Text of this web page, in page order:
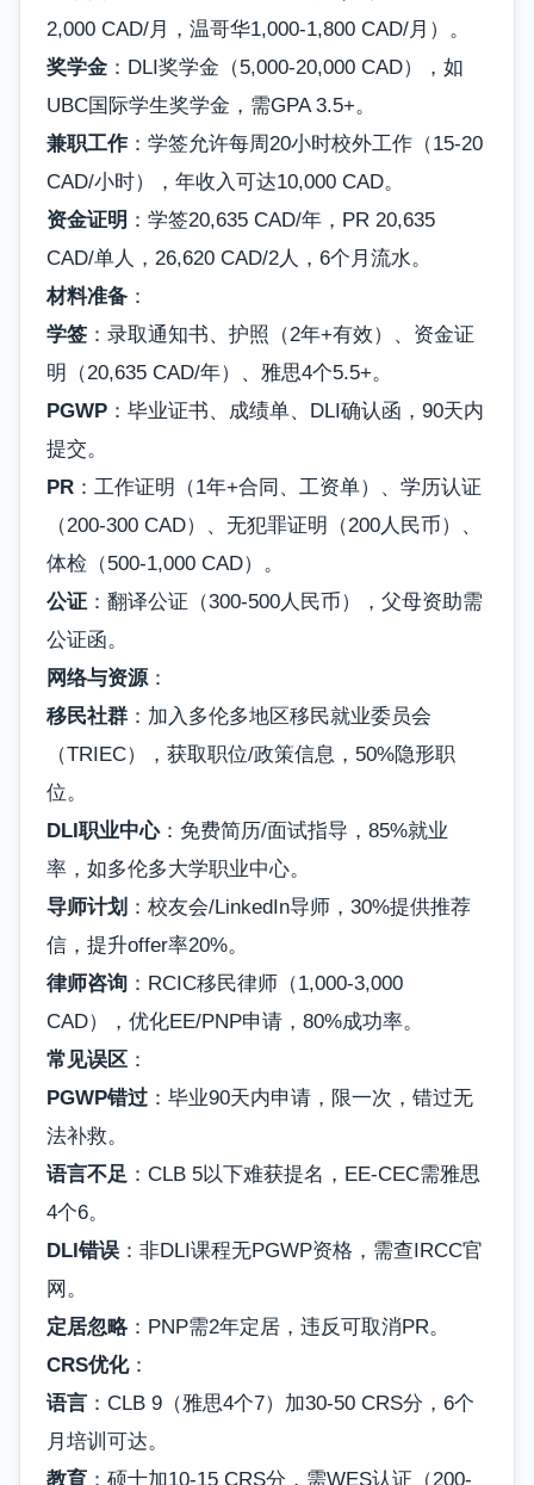
2,000 CAD/月，温哥华1,000-1,800 CAD/月）。
奖学金 ：DLI奖学金（5,000-20,000 CAD），如
UBC国际学生奖学金，需GPA 3.5+。
兼职工作：学签允许每周20小时校外工作（15-20
CAD/小时），年收入可达10,000 CAD。
资金证明 ：学签20,635 CAD/年，PR 20,635
CAD/单人，26,620 CAD/2人，6个月流水。
材料准备 ：
学签 ：录取通知书、护照（2年+有效）、资金证
明（20,635 CAD/年）、雅思4个5.5+。
PGWP ：毕业证书、成绩单、DLI确认函，90天内
提交。
PR ：工作证明（1年+合同、工资单）、学历认证
（200-300 CAD）、无犯罪证明（200人民币）、
体检（500-1,000 CAD）。
公证 ：翻译公证（300-500人民币），父母资助需
公证函。
网络与资源：
移民社群 ：加入多伦多地区移民就业委员会
（TRIEC），获取职位/政策信息，50%隐形职
位。
DLI职业中心：免费简历/面试指导，85%就业
率，如多伦多大学职业中心。
导师计划 ：校友会/LinkedIn导师，30%提供推荐
信，提升offer率20%。
律师咨询 ：RCIC移民律师（1,000-3,000
CAD），优化EE/PNP申请，80%成功率。
常见误区 ：
PGWP错过 ：毕业90天内申请，限一次，错过无
法补救。
语言不足 ：CLB 5以下难获提名，EE-CEC需雅思
4个6。
DLI错误 ：非DLI课程无PGWP资格，需查IRCC官
网。
定居忽略：PNP需2年定居，违反可取消PR。
CRS优化：
语言 ：CLB 9（雅思4个7）加30-50 CRS分，6个
月培训可达。
教育 ：硕士加10-15 CRS分，需WES认证（200-